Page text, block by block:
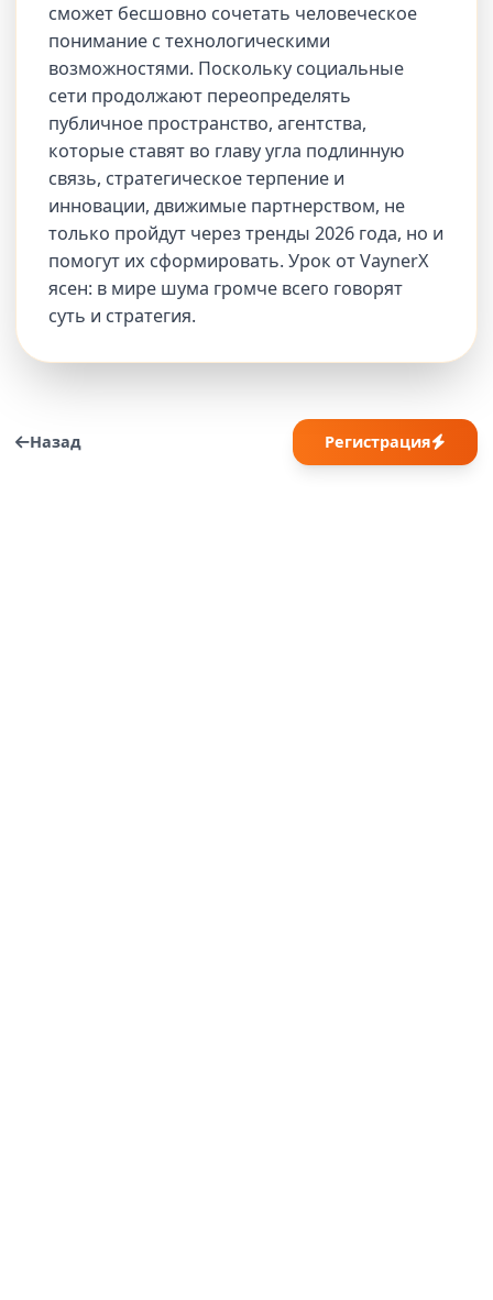
сможет бесшовно сочетать человеческое
понимание с технологическими
возможностями. Поскольку социальные
сети продолжают переопределять
публичное пространство, агентства,
которые ставят во главу угла подлинную
связь, стратегическое терпение и
инновации, движимые партнерством, не
только пройдут через тренды 2026 года, но и
помогут их сформировать. Урок от VaynerX
ясен: в мире шума громче всего говорят
суть и стратегия.
Назад Регистрация